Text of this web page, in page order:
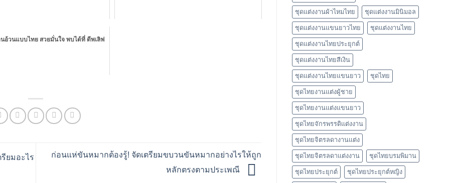
อ้วนแบบไทย สวยมั่นใจ พบได้ที่ ดีพเลิฟ
ยมอะไร
ก่อนแห่ขันหมากต้องรู้! จัดเตรียมขบวนขันหมากอย่างไรให้ถูก
หลักตรงตามประเพณี
ชุดแต่งงานผ้าไหมไทย ชุดแต่งงานมินิมอล
ชุดแต่งงานแขนยาวไทย ชุดแต่งงานไทย
ชุดแต่งงานไทยประยุกต์
ชุดแต่งงานไทยสีเงิน
ชุดแต่งงานไทยแขนยาว ชุดไทย
ชุดไทยงานแต่งผู้ชาย
ชุดไทยงานแต่งแขนยาว
ชุดไทยจักรพรรดิแต่งงาน
ชุดไทยจิตรลดางานแต่ง
ชุดไทยจิตรลดาแต่งงาน ชุดไทยบรมพิมาน
ชุดไทยประยุกต์ ชุดไทยประยุกต์หญิง